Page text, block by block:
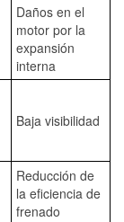
Daños en el
motor por la
expansión
interna
Baja visibilidad
Reducción de
la eficiencia de
frenado